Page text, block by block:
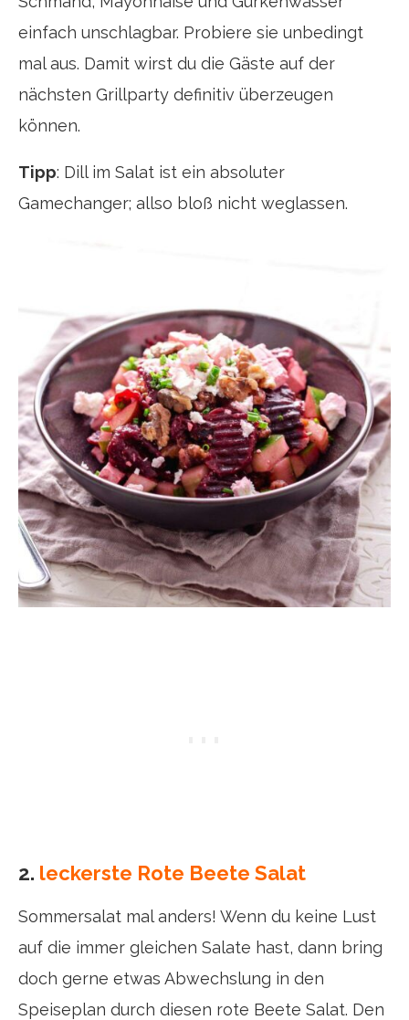
einfach unschlagbar. Probiere sie unbedingt
mal aus. Damit wirst du die Gäste auf der
nächsten Grillparty definitiv überzeugen
können.
Tipp: Dill im Salat ist ein absoluter
Gamechanger; allso bloß nicht weglassen.
2. leckerste Rote Beete Salat
Sommersalat mal anders! Wenn du keine Lust
auf die immer gleichen Salate hast, dann bring
doch gerne etwas Abwechslung in den
Speiseplan durch diesen rote Beete Salat. Den